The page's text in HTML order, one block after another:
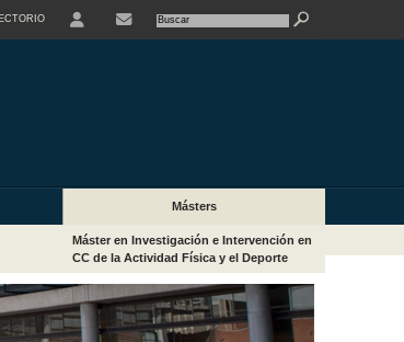
Másters
Máster en Investigación e Intervención en
CC de la Actividad Física y el Deporte